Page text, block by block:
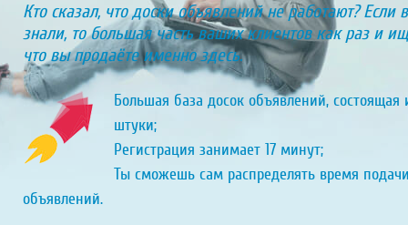
Кто сказал, что доски объявлений не работают? Если
знали, то большая часть ваших клиентов как раз и
что вы продаёте именно здесь.
Большая база досок объявлений, состоящая
штуки;
Регистрация занимает 17 минут;
Ты сможешь сам распределять время
объявлений.